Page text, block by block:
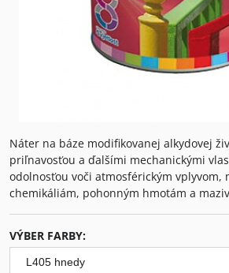
Náter na báze modifikovanej alkydovej
priľnavosťou a ďalšími mechanickými
odolnosťou voči atmosférickým vplyvom,
chemikáliám, pohonným hmotám a
VÝBER FARBY: